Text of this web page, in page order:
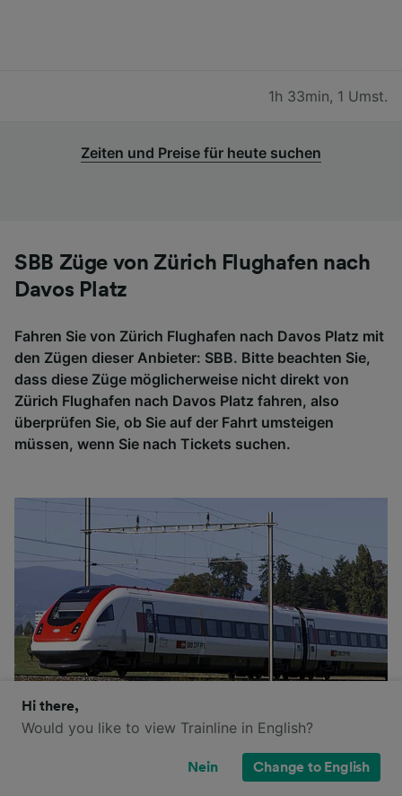
1h 33min, 1 Umst.
Zeiten und Preise für heute suchen
SBB Züge von Zürich Flughafen nach
Davos Platz
Fahren Sie von Zürich Flughafen nach Davos Platz mit
den Zügen dieser Anbieter: SBB. Bitte beachten Sie,
dass diese Züge möglicherweise nicht direkt von
Zürich Flughafen nach Davos Platz fahren, also
überprüfen Sie, ob Sie auf der Fahrt umsteigen
müssen, wenn Sie nach Tickets suchen.
Hi there,
Would you like to view Trainline in English?
Nein Change to English